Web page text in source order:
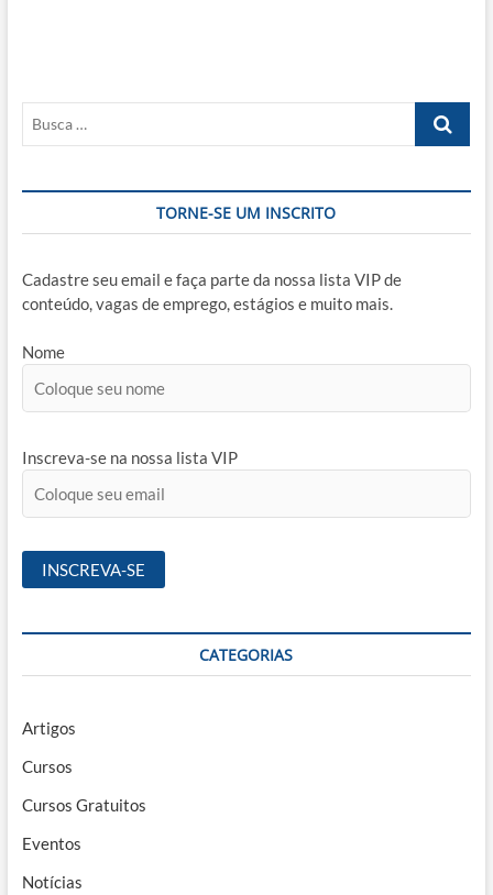
Busca
TORNE-SE UM INSCRITO
Cadastre seu email e faça parte da nossa lista VIP de
conteúdo, vagas de emprego, estágios e muito mais.
Nome
Inscreva-se na nossa lista VIP
CATEGORIAS
Artigos
Cursos
Cursos Gratuitos
Eventos
Notícias